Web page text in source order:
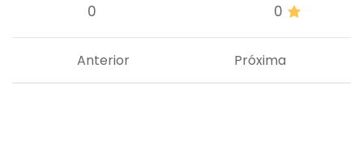
0 0
Próxima
Anterior